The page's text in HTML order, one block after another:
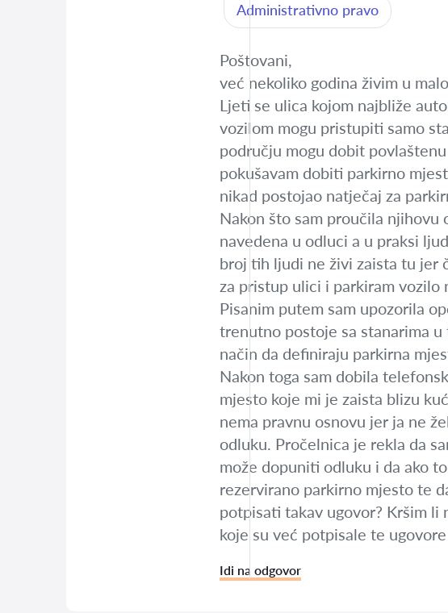
Administrativno pravo
Poštovani,
već nekoliko godina živim u
Ljeti se ulica kojom najbliže
vozilom mogu pristupiti samo
području mogu dobit
pokušavam dobiti parkirno
nikad postojao natječaj za
Nakon što sam proučila
navedena u odluci a u praksi
broj tih ljudi ne živi zaista tu jer
za pristup ulici i parkiram
Pisanim putem sam upozorila
trenutno postoje sa stanarima
način da definiraju parkirna
Nakon toga sam dobila
mjesto koje mi je zaista blizu
nema pravnu osnovu jer ja ne
odluku. Pročelnica je rekla da
može dopuniti odluku i da ako
rezervirano parkirno mjesto te
potpisati takav ugovor? Kršim li
koje su već potpisale te
Idi na odgovor